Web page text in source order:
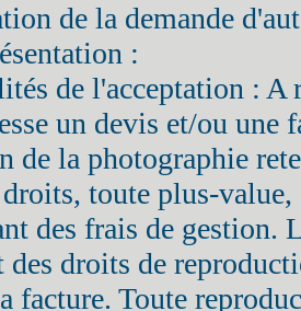
de la demande
:
de l'acceptation : A
un devis et/ou une
de la photographie
toute plus-
des frais de gestion.
des droits de
facture. Toute